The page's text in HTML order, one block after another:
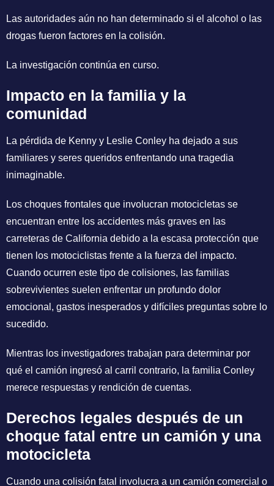
Las autoridades aún no han determinado si el alcohol o las
drogas fueron factores en la colisión.
La investigación continúa en curso.
Impacto en la familia y la
comunidad
La pérdida de Kenny y Leslie Conley ha dejado a sus
familiares y seres queridos enfrentando una tragedia
inimaginable.
Los choques frontales que involucran motocicletas se
encuentran entre los accidentes más graves en las
carreteras de California debido a la escasa protección que
tienen los motociclistas frente a la fuerza del impacto.
Cuando ocurren este tipo de colisiones, las familias
sobrevivientes suelen enfrentar un profundo dolor
emocional, gastos inesperados y difíciles preguntas sobre lo
sucedido.
Mientras los investigadores trabajan para determinar por
qué el camión ingresó al carril contrario, la familia Conley
merece respuestas y rendición de cuentas.
Derechos legales después de un
choque fatal entre un camión y una
motocicleta
Cuando una colisión fatal involucra a un camión comercial o